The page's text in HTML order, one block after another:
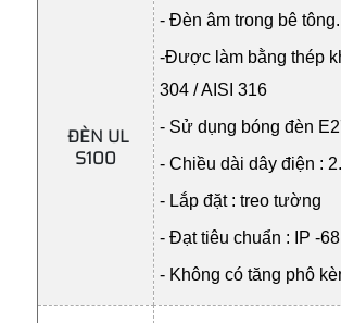
ĐÈN UL
S100
- Đèn âm trong bê tông.
-Được làm bằng thép
304 / AISI 316
- Sử dụng bóng đèn
- Chiều dài dây điện :
- Lắp đặt : treo tường
- Đạt tiêu chuẩn : IP -68
- Không có tăng phô